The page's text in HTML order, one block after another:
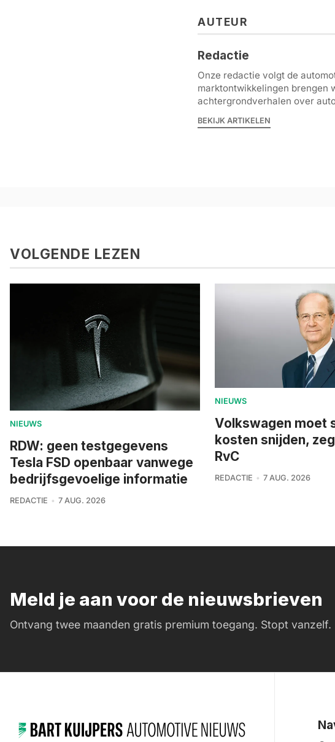
AUTEUR
Redactie
Onze redactie volgt de
marktontwikkelingen brengen
achtergrondverhalen over
BEKIJK ARTIKELEN
VOLGENDE LEZEN
NIEUWS
RDW: geen testgegevens
Tesla FSD openbaar vanwege
bedrijfsgevoelige informatie
REDACTIE 7 AUG. 2026
NIEUWS
Volkswagen moet
kosten snijden,
RvC
REDACTIE 7 AUG. 2026
Meld je aan voor de nieuwsbrieven
Ontvang twee maanden gratis premium toegang. Stopt vanzelf.